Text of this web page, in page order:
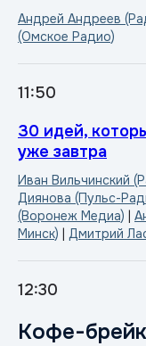
Андрей Андреев
(Омское Радио)
11:50
30 идей,
уже завтра
Иван Вильчинский
Диянова (Пульс-
(Воронеж Медиа) |
Минск) | Дмитрий
12:30
Кофе-брейк